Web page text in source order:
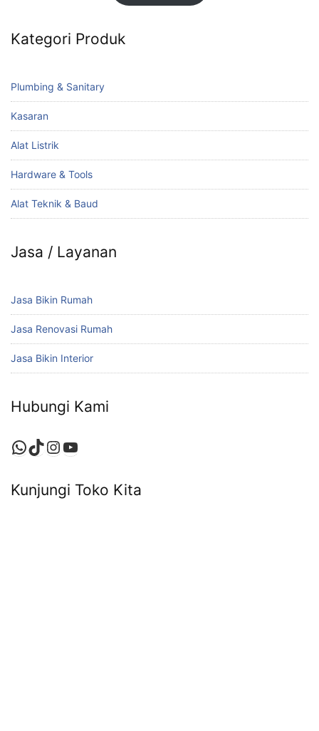
Kategori Produk
Plumbing & Sanitary
Kasaran
Alat Listrik
Hardware & Tools
Alat Teknik & Baud
Jasa / Layanan
Jasa Bikin Rumah
Jasa Renovasi Rumah
Jasa Bikin Interior
Hubungi Kami
WhatsApp
TikTok
Instagram
YouTube
Kunjungi Toko Kita